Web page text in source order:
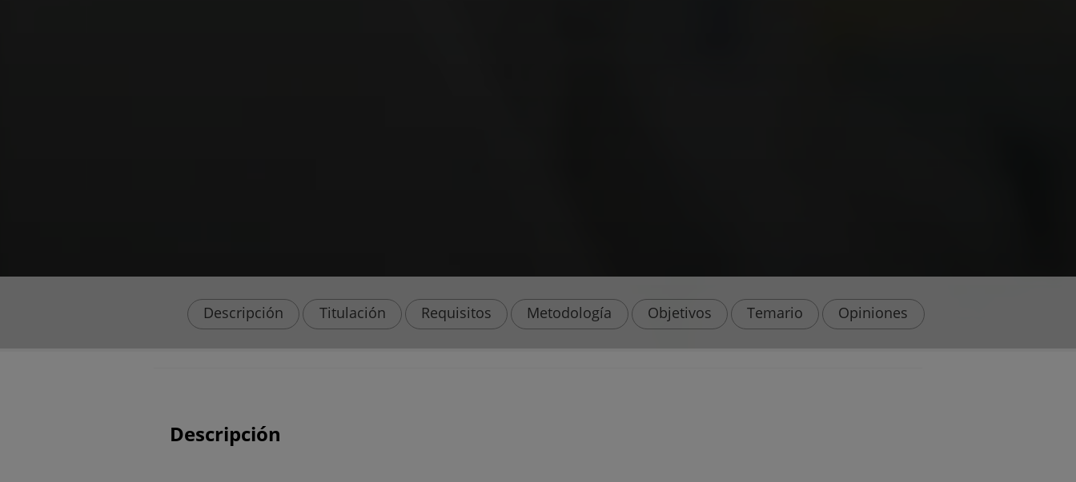
Descripción Titulación Requisitos Metodología Objetivos Temario Opiniones
Descripción